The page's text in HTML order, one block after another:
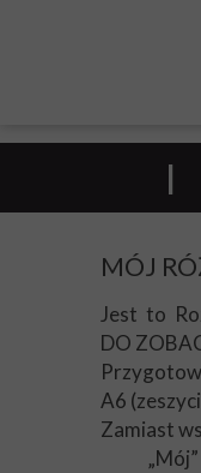
I
MÓJ
Jest to
DO
A6
Zamiast
„Mój”